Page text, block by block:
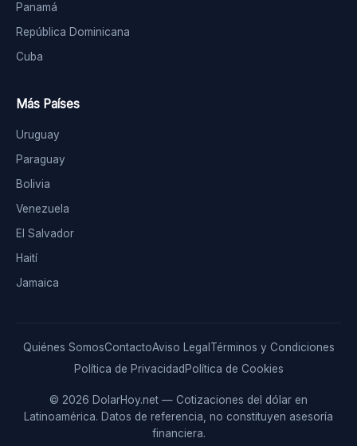
Panamá
República Dominicana
Cuba
Más Países
Uruguay
Paraguay
Bolivia
Venezuela
El Salvador
Haití
Jamaica
Quiénes SomosContactoAviso Legal Términos y Condiciones
Política de Privacidad Política de Cookies
© 2026 DolarHoy.net — Cotizaciones del dólar en
Latinoamérica. Datos de referencia, no constituyen asesoría
financiera.